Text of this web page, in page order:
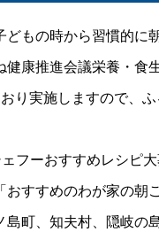
もの時から習慣的に
康推進会議栄養・食
り実施しますので、ふ
フーおすすめレシピ大
すすめのわが家の朝
町、知夫村、隠岐の